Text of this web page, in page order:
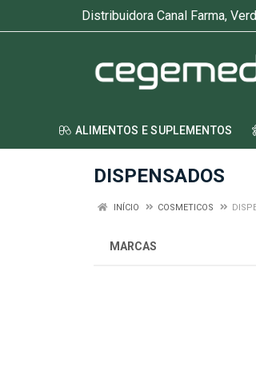
Distribuidora Canal Farma,
ALIMENTOS E SUPLEMENTOS
DISPENSADOS
INÍCIO COSMETICOS
MARCAS